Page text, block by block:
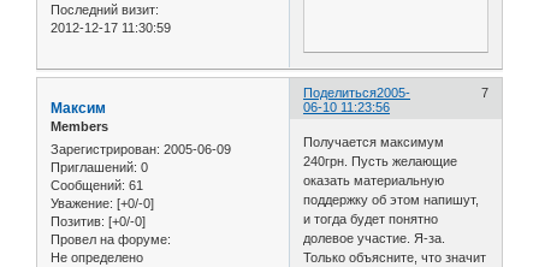
Последний визит:
2012-12-17 11:30:59
Поделиться 7
2005-
06-10 11:23:56
Максим
Members
Зарегистрирован: 2005-06-09
Приглашений: 0
Сообщений: 61
Уважение: [+0/-0]
Позитив: [+0/-0]
Провел на форуме:
Не определено
Получается максимум
240грн. Пусть желающие
оказать материальную
поддержку об этом напишут,
и тогда будет понятно
долевое участие. Я-за.
Только объясните, что значит